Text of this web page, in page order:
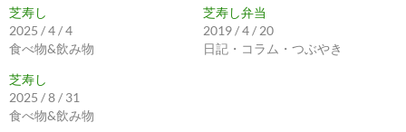
芝寿し
2025 / 4 / 4
食べ物&飲み物
芝寿し弁当
2019 / 4 / 20
日記・コラム・つぶやき
芝寿し
2025 / 8 / 31
食べ物&飲み物